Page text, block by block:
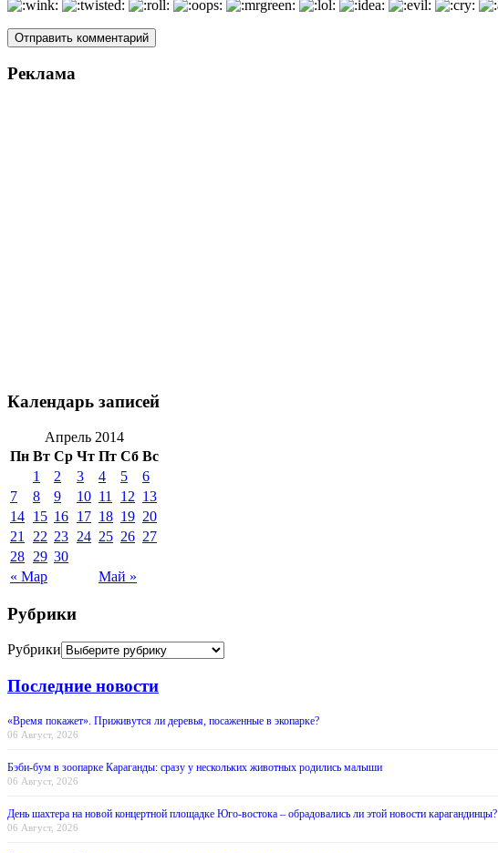
Реклама
Календарь записей
Апрель 2014
Пн Вт Ср Чт Пт Сб Вс
« Мар Май »
1 2 3 4 5
6
7
8 9 10 11 12 13
14 15 16 17 18 19 20
21
22 23 24 25 26 27
28 29 30
Рубрики
Рубрики
Последние новости
«Время покажет». Приживутся ли деревья, посаженные в экопарке?
06 Август, 2026
Бэби-бум в зоопарке Караганды: сразу у нескольких животных родились малыши
06 Август, 2026
День шахтера на новой концертной площадке Юго-востока – обрадовались ли этой новости карагандинцы?
06 Август, 2026